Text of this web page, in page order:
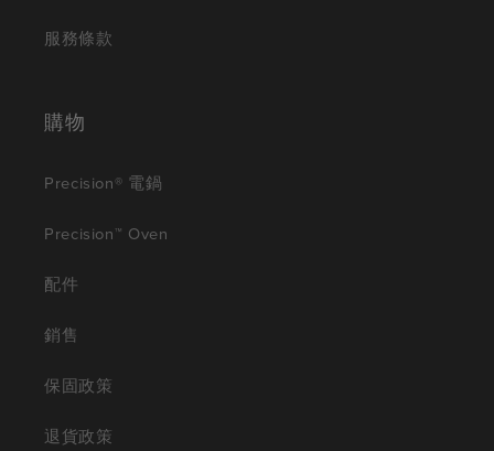
服務條款
購物
Precision® 電鍋
Precision™ Oven
配件
銷售
保固政策
退貨政策